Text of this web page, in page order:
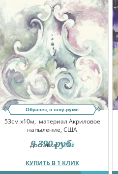
Образец в шоу-руме
53см x10м, материал Акриловое
напыление, США
Доставка:12.08
КУПИТЬ В 1 КЛИК
9 390 руб.